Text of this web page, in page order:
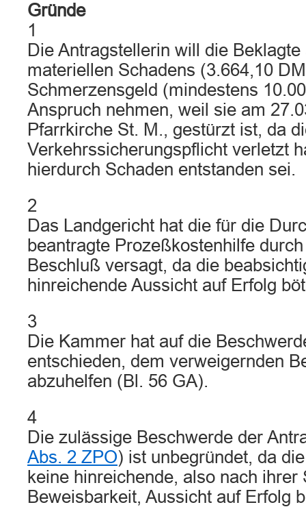
Gründe
1
Die Antragstellerin will die
materiellen Schadens (3.664,10
Schmerzensgeld (mindestens
Anspruch nehmen, weil sie am
Pfarrkirche St. M., gestürzt ist, da
Verkehrssicherungspflicht verletzt
hierdurch Schaden entstanden sei.
2
Das Landgericht hat die für die
beantragte Prozeßkostenhilfe
Beschluß versagt, da die
hinreichende Aussicht auf Erfolg
3
Die Kammer hat auf die
entschieden, dem verweigernden
abzuhelfen (Bl. 56 GA).
4
Die zulässige Beschwerde der
Abs. 2 ZPO) ist unbegründet, da
keine hinreichende, also nach ihrer
Beweisbarkeit, Aussicht auf Erfolg